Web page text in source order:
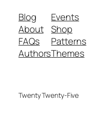
Blog
About
FAQs
Authors
Events
Shop
Patterns
Themes
Twenty Twenty-Five